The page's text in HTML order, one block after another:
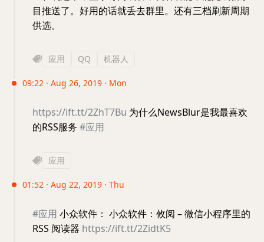
目推送了。好用的话就丢去群里。还有三档刷新周期
供选。
应用 QQ 机器人
09:22 · Aug 26, 2019 · Mon
https://ift.tt/2ZhT7Bu 为什么NewsBlur是我最喜欢
的RSS服务 #应用
应用
01:52 · Aug 22, 2019 · Thu
#应用 小众软件： 小众软件：攸阅 – 微信小程序里的
RSS 阅读器 https://ift.tt/2ZidtK5